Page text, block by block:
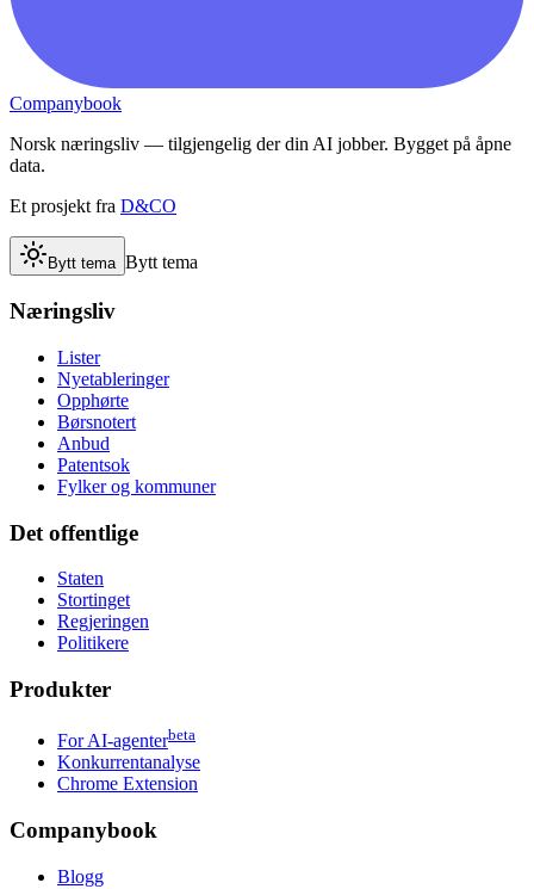
Companybook
Norsk næringsliv — tilgjengelig der din AI jobber. Bygget på åpne
data.
Et prosjekt fra D&CO
Bytt tema Bytt tema
Næringsliv
Lister
Nyetableringer
Opphørte
Børsnotert
Anbud
Patentsok
Fylker og kommuner
Det offentlige
Staten
Stortinget
Regjeringen
Politikere
Produkter
For AI-agenterbeta
Konkurrentanalyse
Chrome Extension
Companybook
Blogg